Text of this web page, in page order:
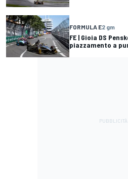
FORMULA E2 gm
FE | Gioia DS
piazzamento a